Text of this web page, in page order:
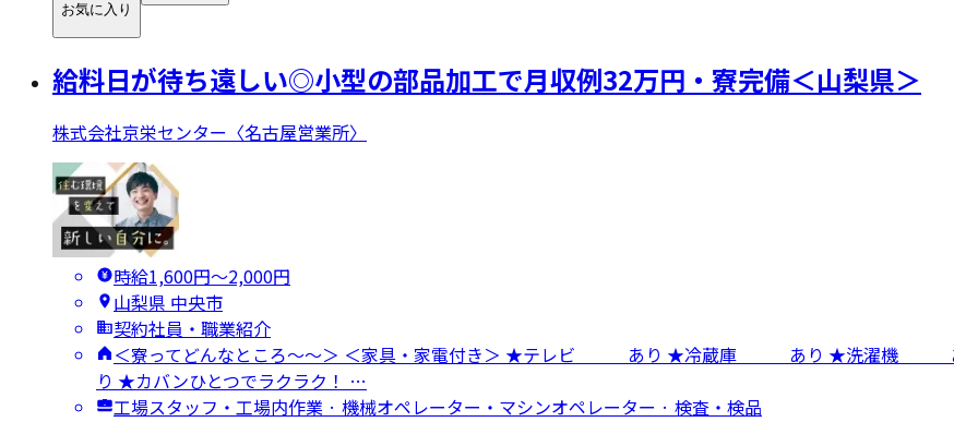
お気に入り
給料日が待ち遠しい◎小型の部品加工で月収例32万円・寮完備＜山梨県＞
株式会社京栄センター〈名古屋営業所〉
時給1,600円〜2,000円
山梨県 中央市
契約社員・職業紹介
＜寮ってどんなところ～～＞ ＜家具・家電付き＞ ★テレビ あり ★冷蔵庫 あり ★洗濯
り ★カバンひとつでラクラク！ …
工場スタッフ・工場内作業 · 機械オペレーター・マシンオペレーター · 検査・検品